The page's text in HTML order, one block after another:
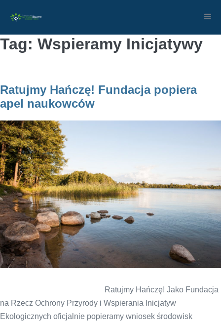
content
Tag: Wspieramy Inicjatywy
Ratujmy Hańczę! Fundacja popiera
apel naukowców
Ratujmy Hańczę! Jako Fundacja
na Rzecz Ochrony Przyrody i Wspierania Inicjatyw
Ekologicznych oficjalnie popieramy wniosek środowisk